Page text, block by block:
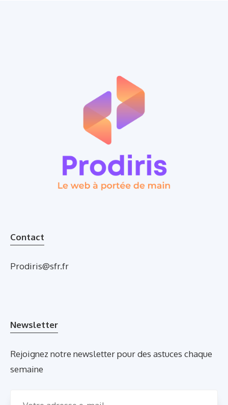
Contact
Prodiris@sfr.fr
Newsletter
Rejoignez notre newsletter pour des astuces chaque
semaine